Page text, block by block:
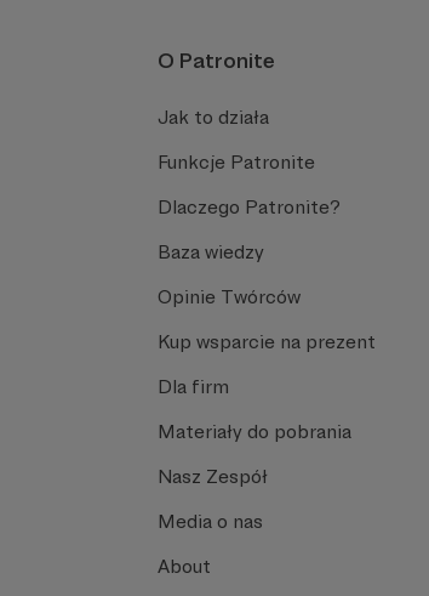
O Patronite
Jak to działa
Funkcje Patronite
Dlaczego Patronite?
Baza wiedzy
Opinie Twórców
Kup wsparcie na prezent
Dla firm
Materiały do pobrania
Nasz Zespół
Media o nas
About